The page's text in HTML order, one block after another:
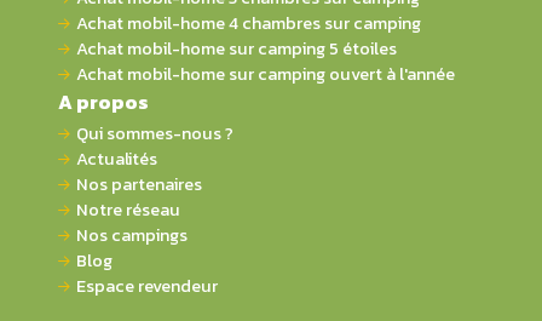
Achat mobil-home 4 chambres sur camping
Achat mobil-home sur camping 5 étoiles
Achat mobil-home sur camping ouvert à l'année
A propos
Qui sommes-nous ?
Actualités
Nos partenaires
Notre réseau
Nos campings
Blog
Espace revendeur